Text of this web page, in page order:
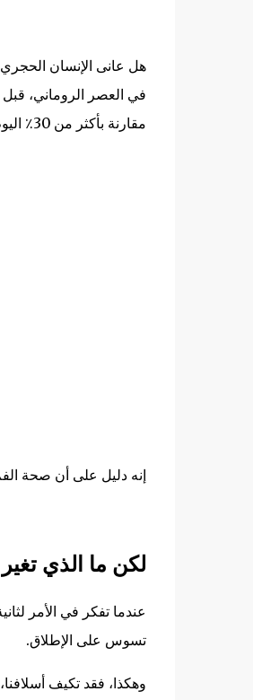
هل عانى الإنسان
مقارنة بأكثر من 30٪ اليوم)
إنه دليل على أن صحة
لكن ما الذي
عندما تفكر في الأمر
تسوس على الإطلاق.
وهكذا، فقد تكيف